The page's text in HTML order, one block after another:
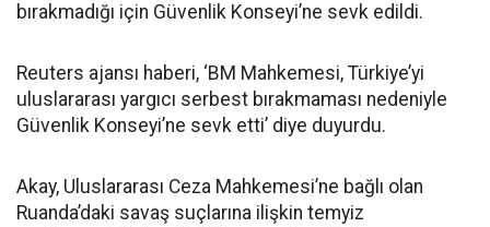
bırakmadığı için Güvenlik Konseyi’ne sevk edildi.
Reuters ajansı haberi, ‘BM Mahkemesi, Türkiye’yi
uluslararası yargıcı serbest bırakmaması nedeniyle
Güvenlik Konseyi’ne sevk etti’ diye duyurdu.
Akay, Uluslararası Ceza Mahkemesi’ne bağlı olan
Ruanda’daki savaş suçlarına ilişkin temyiz